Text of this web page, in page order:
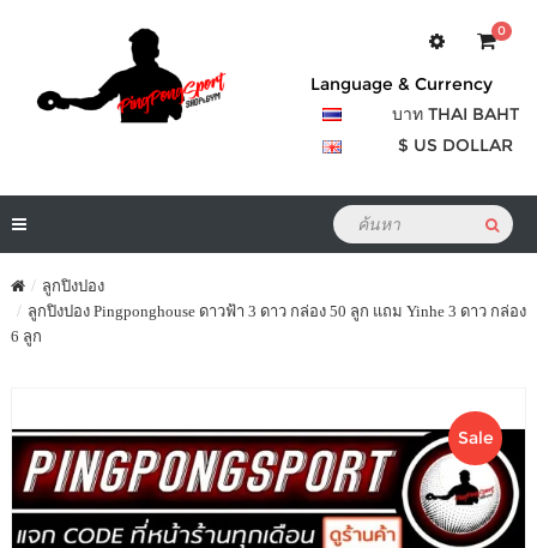
0
Language & Currency
บาท THAI BAHT
$ US DOLLAR
ลูกปิงปอง
ลูกปิงปอง Pingponghouse ดาวฟ้า 3 ดาว กล่อง 50 ลูก แถม Yinhe 3 ดาว กล่อง
6 ลูก
Sale